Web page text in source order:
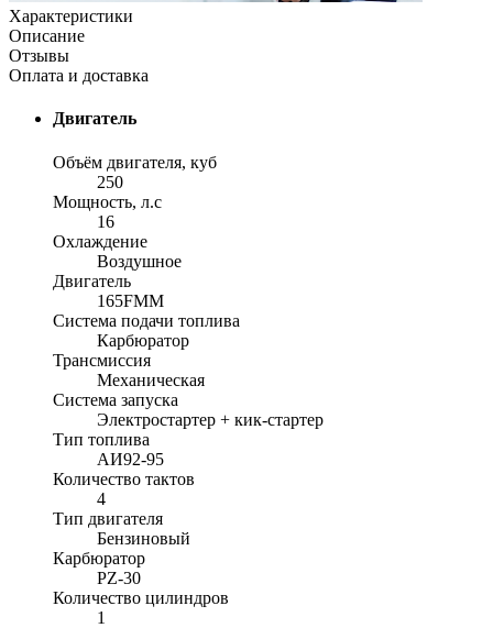
Характеристики
Описание
Отзывы
Оплата и доставка
Двигатель
Объём двигателя, куб
250
Мощность, л.с
16
Охлаждение
Воздушное
Двигатель
165FMM
Система подачи топлива
Карбюратор
Трансмиссия
Механическая
Система запуска
Электростартер + кик-стартер
Тип топлива
АИ92-95
Количество тактов
4
Тип двигателя
Бензиновый
Карбюратор
PZ-30
Количество цилиндров
1